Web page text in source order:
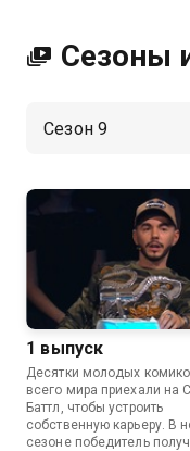
Сезоны
1 выпуск
Десятки молодых
всего мира приехали на
Баттл, чтобы устроить
собственную карьеру. В
сезоне победитель